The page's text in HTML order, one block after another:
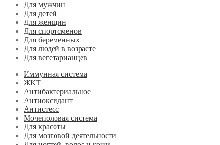
Для мужчин
Для детей
Для женщин
Для спортсменов
Для беременных
Для людей в возрасте
Для вегетарианцев
Иммунная система
ЖКТ
Антибактериальное
Антиоксидант
Антистесс
Мочеполовая система
Для красоты
Для мозговой деятельности